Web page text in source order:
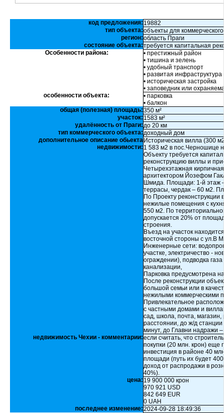
код предложения: 19882
тип объекта:объекты для
регион:область Праги
состояние объекта:требуется капитальная
Особенности района:
• престижный район
• тишина и зелень
• удобный транспорт
• развитая инфраструктура
• историческая застройка
• заповедник или
особенности объекта:
• парковка
• балкон
общая (полезная) площадь:350 м²
участок: 1583 м²
удалённость от Праги:до 20 км
тип коммерческого объекта:доходный дом
дополнительное описание обьекта
недвижимости:
Историческая вилла (300
1 583 м2 в пос.Черношице
Объекту требуется
реконструкцию виллы и
Четырехэтажная
архитектором Йозефом
Шмида. Площади: 1-й этаж
террасы, чердак – 60 м2.
По Проекту
нежилые помещения с
550 м2. По
допускается 20% от
строения.
Въезд на участок
восточной стороны с ул.В
Инженерные сети:
участке, электричество -
ограждении), подводка
канализации,
Парковка предусмотрена
После реконструкции
большой семьи или в
нежилыми коммерческими
Привлекательное
с частными домами и
сад, школа, почта,
расстоянии, до ж/д
минут, до Главни надражи
недвижимость Чехии - комментарии:если считать, что
покупки (20 млн. крон) еще
инвестиция в районе 40
площади (путь их будет
доход от распродажи в
40%).
цена: 19 900 000 крон
970 921 USD
842 649 EUR
0 UAH
последнее изменение:2024-09-28 18:49:36